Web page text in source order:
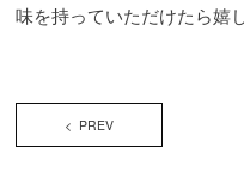
味を持っていただけたら嬉
< PREV